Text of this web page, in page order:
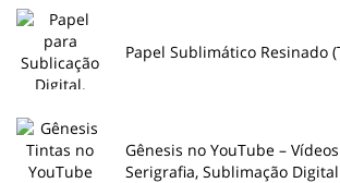
Papel Sublimático Resinado
Gênesis no YouTube –
Serigrafia, Sublimação